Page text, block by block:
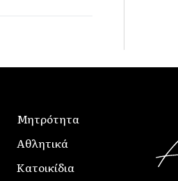
Μητρότητα
Αθλητικά
Κατοικίδια